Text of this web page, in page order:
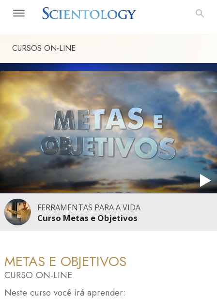
CURSOS ON‑LINE
FERRAMENTAS PARA A VIDA
Curso Metas e Objetivos
METAS E OBJETIVOS
CURSO ON‑LINE
Neste curso você irá aprender: